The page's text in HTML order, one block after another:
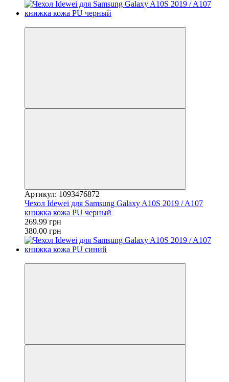
Артикул: 1093476872
Чехол Idewei для Samsung Galaxy A10S 2019 / A107
книжка кожа PU черный
269.99 грн
380.00 грн